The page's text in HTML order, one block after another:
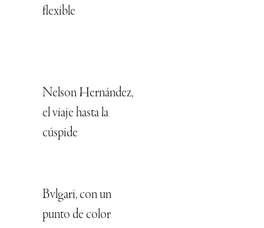
flexible
Nelson Hernández,
el viaje hasta la
cúspide
Bvlgari, con un
punto de color